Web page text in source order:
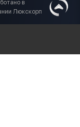
в
Люкскорп